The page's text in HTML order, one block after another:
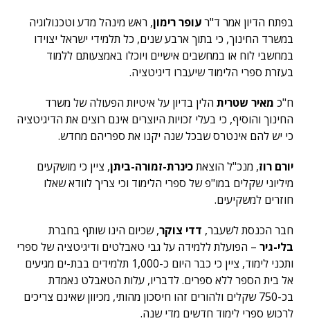
בפתח הדיון אמר ד"רעופר רימון, ראש מינהל מדע וטכנולוגיה
במשרד החינוך, כי בתוך ארבע שנים, כל תלמידי ישראל יצוידו
במחשבי לוח או במחשבים אישיים ויוכלו באמצעותם ללמוד
בעזרת ספרי הלימוד שיעברו דיגיטציה.
ח"כ מאיר שטרית הלין בדיון על איטיות הפעולה של משרד
החינוך והוסיף, כי בעלי זכויות היוצרים אינם רוצים את הדיגיטציה
כי יש להם אינטרס שבכל שנה יקנו את ספריהם מחדש.
יורם רוז, מנכ"ל הוצאתכינרת-זמורה-ביתן, ציין כי מושקעים
מיליוני שקלים במו"פ של ספרי הלימוד וכי צריך לוודא שאלו
חוזרים למשקיעים.
חבר הכנסת לשעבר, דדי צוקר, שכיום הינו שותף בחברת
בלי-גיר – הפועלת ללמידה על גבי טאבלטים ודיגיטציה של ספרי
ותכני לימוד, ציין כי כבר היום כ-1,000 תלמידים בבת-ים מגיעים
אל בית הספר ללא ספרים. לדבריו, עלות הטאבלט נאמדת
בכ-750 שקלים ולהורים זהו חיסכון מהותי, מכיוון שאינם צריכים
לרכוש ספרי לימוד חדשים מדי שנה.